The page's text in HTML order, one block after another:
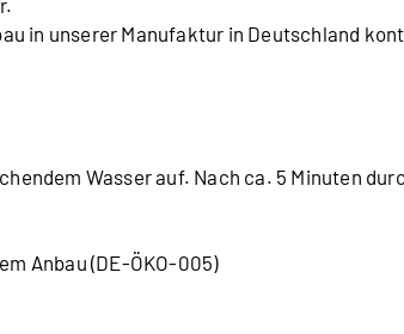
in unserer Manufaktur in Deutschland
Wasser auf. Nach ca. 5 Minuten
Anbau (DE-ÖKO-005)